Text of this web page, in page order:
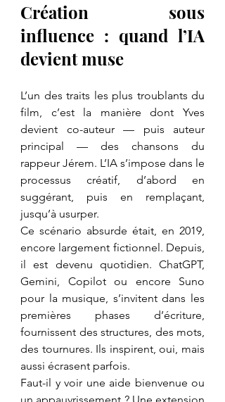
Création sous
influence : quand l’IA
devient muse
L’un des traits les plus troublants du
film, c’est la manière dont Yves
devient co-auteur — puis auteur
principal — des chansons du
rappeur Jérem. L’IA s’impose dans le
processus créatif, d’abord en
suggérant, puis en remplaçant,
jusqu’à usurper.
Ce scénario absurde était, en 2019,
encore largement fictionnel. Depuis,
il est devenu quotidien. ChatGPT,
Gemini, Copilot ou encore Suno
pour la musique, s’invitent dans les
premières phases d’écriture,
fournissent des structures, des mots,
des tournures. Ils inspirent, oui, mais
aussi écrasent parfois.
Faut-il y voir une aide bienvenue ou